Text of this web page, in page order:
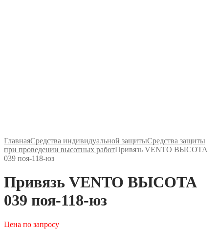
ГлавнаяСредства индивидуальной защитыСредства защиты
при проведении высотных работПривязь VENTO ВЫСОТА
039 поя-118-юз
Привязь VENTO ВЫСОТА
039 поя-118-юз
Цена по запросу